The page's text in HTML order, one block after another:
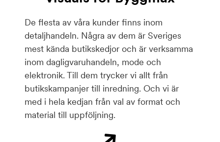
De flesta av våra kunder finns inom
detaljhandeln. Några av dem är Sveriges
mest kända butikskedjor och är verksamma
inom dagligvaruhandeln, mode och
elektronik. Till dem trycker vi allt från
butikskampanjer till inredning. Och vi är
med i hela kedjan från val av format och
material till uppföljning.